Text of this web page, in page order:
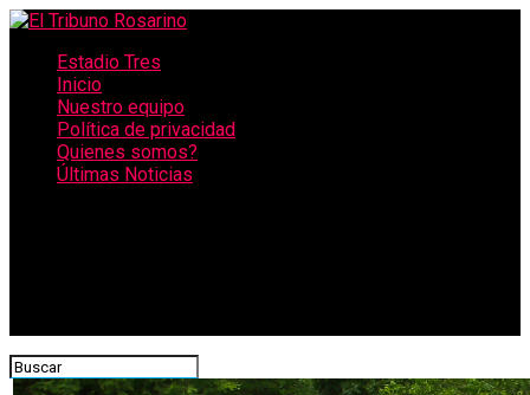
Estadio Tres
Inicio
Nuestro equipo
Política de privacidad
Quienes somos?
Últimas Noticias